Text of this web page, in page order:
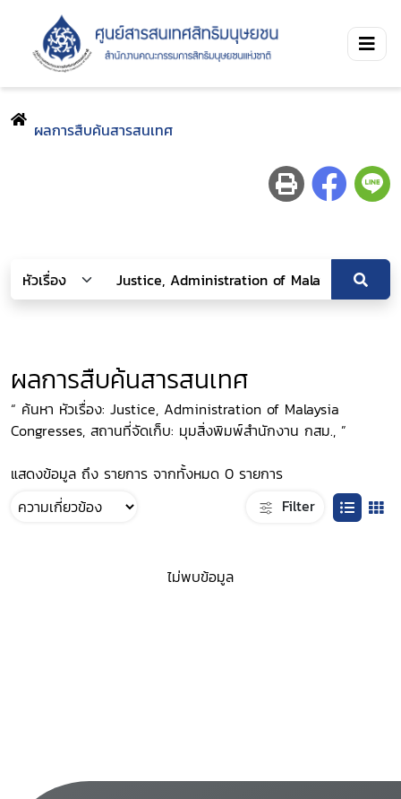
ผลการสืบค้นสารสนเทศ
ผลการสืบค้นสารสนเทศ
“ ค้นหา หัวเรื่อง: Justice, Administration of Malaysia
Congresses, สถานที่จัดเก็บ: มุมสิ่งพิมพ์สำนักงาน กสม., ”
แสดงข้อมูล ถึง รายการ จากทั้งหมด 0 รายการ
Filter
ไม่พบข้อมูล